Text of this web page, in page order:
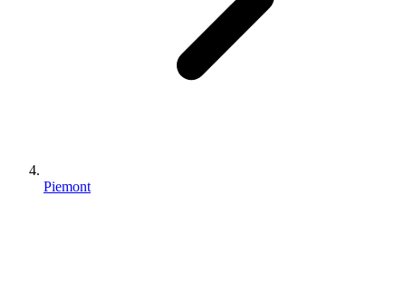
Piemont